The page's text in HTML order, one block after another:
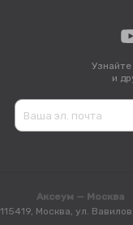
Узнайте
и
Аксеум — Москва
115419, Москва, ул.